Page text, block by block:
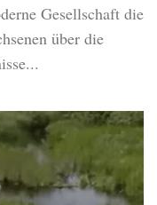
Gesellschaft die
über die